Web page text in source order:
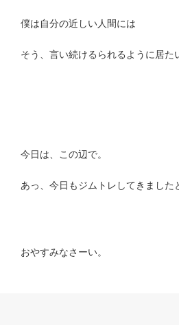
僕は自分の近しい人間には
そう、言い続けるられるように居た
今日は、この辺で。
あっ、今日もジムトレしてきました
おやすみなさーい。